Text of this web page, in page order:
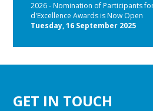
2026 - Nomination of Participants
d'Excellence Awards is Now Open
Tuesday, 16 September 2025
GET IN TOUCH